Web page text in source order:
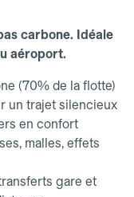
carbone. Idéale
aéroport.
(70% de la flotte)
un trajet silencieux
en confort
malles, effets
gare et